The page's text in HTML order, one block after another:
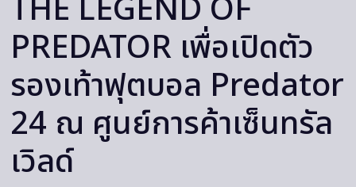
THE LEGEND OF
PREDATOR เพื่อเปิดตัว
รองเท้าฟุตบอล Predator
24 ณ ศูนย์การค้าเซ็นทรัล
เวิลด์